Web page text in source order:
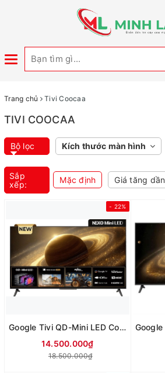
Toggle
Trang chủ Tivi Coocaa
TIVI COOCAA
Bộ lọc Kích thước màn hình
Sắp
xếp:
Mặc định Giá tăng dần
- 22%
Google Tivi QD-Mini LED Coocaa 4K 75 inch 75V75 (Mới 2025)
14.500.000₫
18.500.000₫